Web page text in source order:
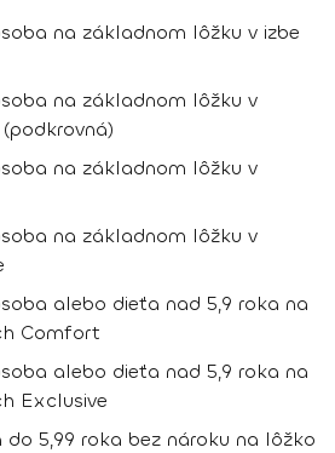
na základnom lôžku v izbe
na základnom lôžku v
na základnom lôžku v
na základnom lôžku v
alebo dieťa nad 5,9 roka na
Comfort
alebo dieťa nad 5,9 roka na
Exclusive
do 5,99 roka bez nároku na lôžko